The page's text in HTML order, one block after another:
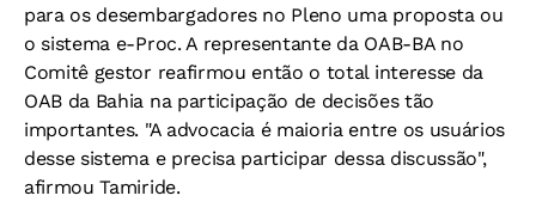
para os desembargadores no Pleno uma proposta ou
o sistema e-Proc. A representante da OAB-BA no
Comitê gestor reafirmou então o total interesse da
OAB da Bahia na participação de decisões tão
importantes. "A advocacia é maioria entre os usuários
desse sistema e precisa participar dessa discussão",
afirmou Tamiride.